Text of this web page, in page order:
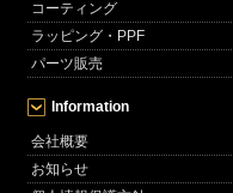
コーティング
ラッピング・PPF
パーツ販売
Information
会社概要
お知らせ